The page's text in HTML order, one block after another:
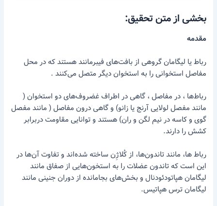
بخشی از متن تحقیق:
مقدمه
رباط یا لیگامان گروهی از بافت‌های فیبرمانند هستند که در محل
مفاصل استخوانی را به استخوان دیگر متصل می‌کنند .
رباط‌ها ، در مفاصل ، گاهی در اطراف غضروف‌های دو استخوان (
مانند مفصل لولایی آرنج یا زانو) و گاهی درون مفاصل ( مانند مفصل
گوی و کاسه در نیم لگن و ران) هستند و توانایی مقاومت دربرابر
کشش را دارند.
رباط ها، مانند تاندون‌ها، از کُلاژِن ساخته شده‌اند و تفاوت آن‌ها در
این است که تاندون عضلات را به استخون‌هایی از صفاق مانند
لیگامان هپاتودئودنال و بخش‌های بجامانده از دوران جنینی مانند
لیگامان ترس هپاتیس.